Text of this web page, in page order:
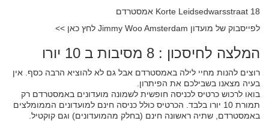
Korte Leidsedwarsstraat 18‏‏ אמסטרדם
לפייסבוק של מועדון Jimmy Woo Amsterdam לחץ כאן >>
המלצה לחיסכון : 8 מסיבות ב 10 יורו
רוצים להנות מחיי לילה באמסטרדם אבל גם לא להוציא הרבה כסף. אין
בעיה מצאנו בשבילכם את הפיתרון.
בואו לרכוש כרטיס לכניסה חופשית לשמונה מועדונים באמסטרדם רק
תמורת 10 יורו בלבד. הכרטיס כולל כניסה חינם למועדונים הממומלצים
באמסטרדם, שתיה ראשונה חינם (בחלק מהמועדונים) וגם קוקטיל.